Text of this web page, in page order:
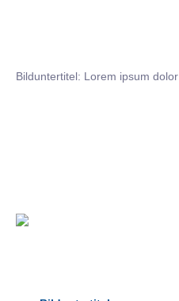
Bilduntertitel: Lorem ipsum dolor